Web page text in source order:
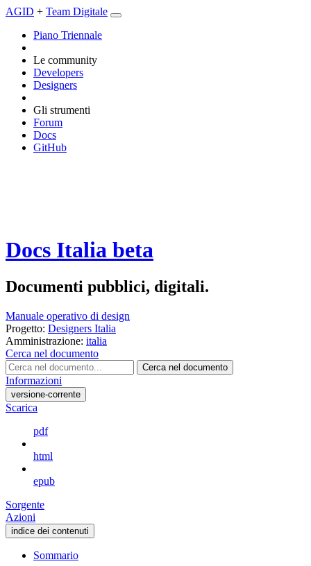
AGID + Team Digitale
Piano Triennale
Le community
Developers
Designers
Gli strumenti
Forum
Docs
GitHub
Docs Italia beta
Documenti pubblici, digitali.
Manuale operativo di design
Progetto: Designers Italia
Amministrazione: italia
Cerca nel documento
Cerca nel documento
Informazioni
versione-corrente
Scarica
pdf
html
epub
Sorgente
Azioni
indice dei contenuti
Sommario